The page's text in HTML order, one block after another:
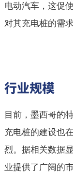
电动汽车，这促
对其充电桩的需
行业规模
目前，墨西哥的
充电桩的建设也
烈。据相关数据
业提供了广阔的